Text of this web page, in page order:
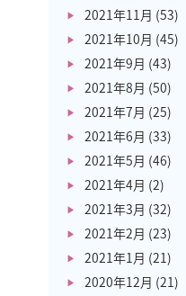
2021年11月 (53)
2021年10月 (45)
2021年9月 (43)
2021年8月 (50)
2021年7月 (25)
2021年6月 (33)
2021年5月 (46)
2021年4月 (2)
2021年3月 (32)
2021年2月 (23)
2021年1月 (21)
2020年12月 (21)